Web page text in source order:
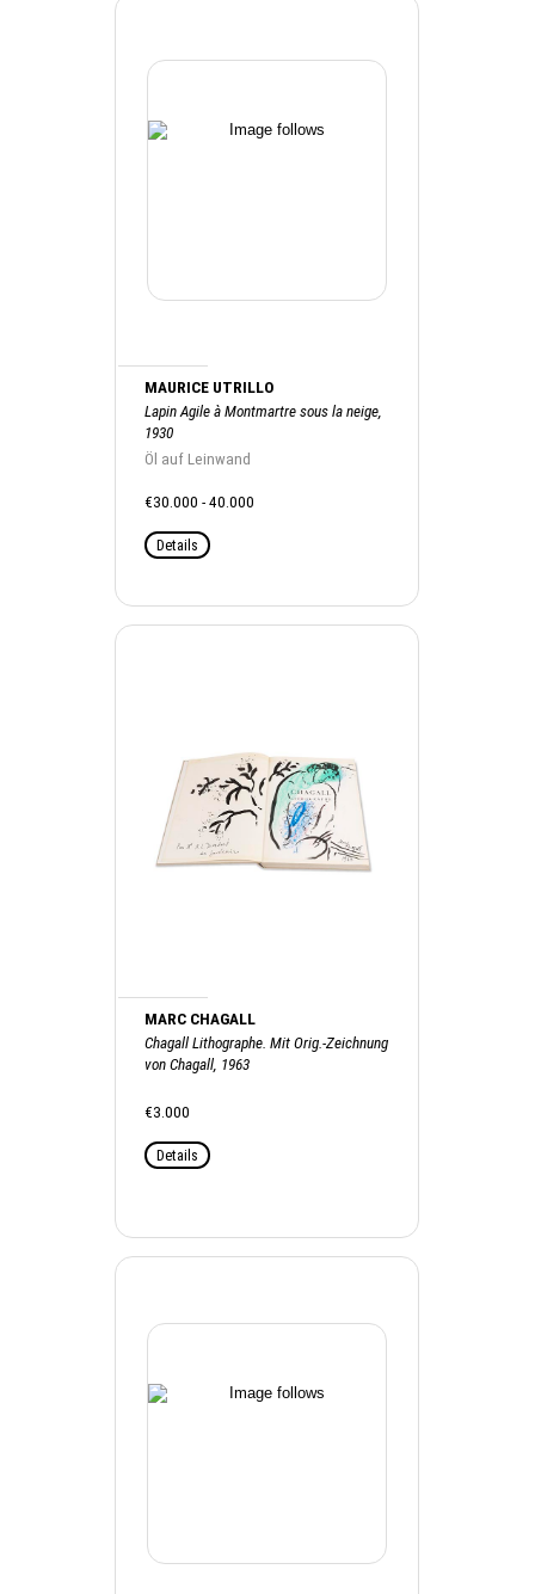
MAURICE UTRILLO
Lapin Agile à Montmartre sous la neige,
1930
Öl auf Leinwand
€30.000 - 40.000
Details
MARC CHAGALL
Chagall Lithographe. Mit Orig.-Zeichnung
von Chagall, 1963
€3.000
Details